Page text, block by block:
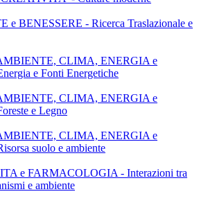
BENESSERE - Ricerca Traslazionale e
CLIMA, ENERGIA e
e Fonti Energetiche
CLIMA, ENERGIA e
e Legno
CLIMA, ENERGIA e
suolo e ambiente
e FARMACOLOGIA - Interazioni tra
e ambiente